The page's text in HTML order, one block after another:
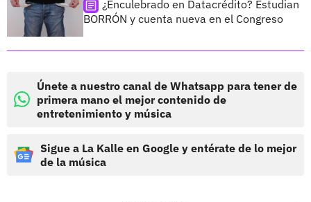
¿Enculebrado en Datacrédito? Estudian
BORRÓN y cuenta nueva en el Congreso
Únete a nuestro canal de Whatsapp para tener de
primera mano el mejor contenido de
entretenimiento y música
Sigue a La Kalle en Google y entérate de lo mejor
de la música